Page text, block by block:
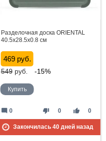
Разделочная доска ORIENTAL
40.5x28.5x0.8 см
469 руб.
549руб. -15%
Купить
thumb_down 0 thumb_up 0
mode_comment 0
Закончилась 40дней назад